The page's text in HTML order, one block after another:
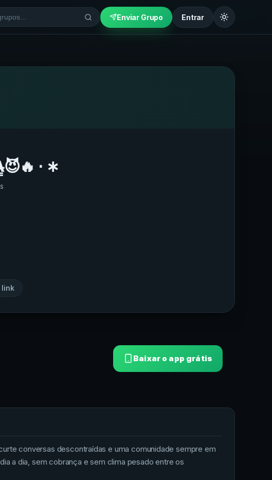
Enviar Grupo Entrar
⋅ ∗
link
Baixar o app grátis
conversas descontraídas e uma comunidade sempre em
a dia, sem cobrança e sem clima pesado entre os